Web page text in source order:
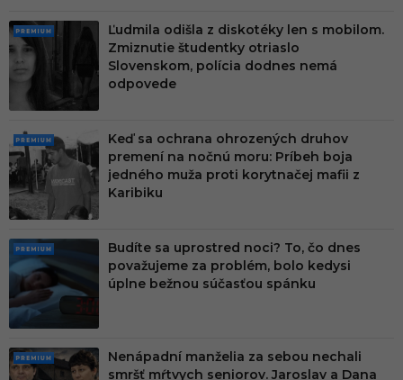
PRE
MIU
M
Ľudmila odišla z diskotéky len s mobilom.
Zmiznutie študentky otriaslo
Slovenskom, polícia dodnes nemá
odpovede
PRE
MIU
M
Keď sa ochrana ohrozených druhov
premení na nočnú moru: Príbeh boja
jedného muža proti korytnačej mafii z
Karibiku
PRE
MIU
M
Budíte sa uprostred noci? To, čo dnes
považujeme za problém, bolo kedysi
úplne bežnou súčasťou spánku
PRE
Nenápadní manželia za sebou nechali
smršť mŕtvych seniorov. Jaroslav a Dana